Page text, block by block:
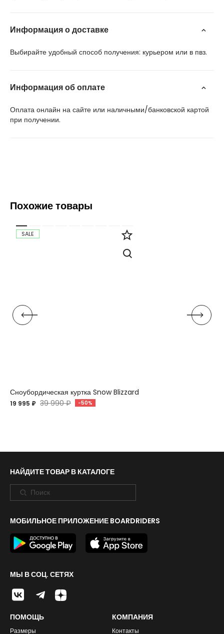
Информация о доставке
Выбирайте удобный способ получения: курьером или в пвз.
Информация об оплате
Оплата онлайн на сайте или наличными/банковской картой
при получении.
Похожие товары
SALE
Сноубордическая куртка Snow Blizzard
19 995 ₽ 39 990 ₽ -50%
НАЙДИТЕ ТОВАР В КАТАЛОГЕ
МОБИЛЬНОЕ ПРИЛОЖЕНИЕ BOARDRIDERS
МЫ В СОЦ. СЕТЯХ
ПОМОЩЬ
Размеры
КОМПАНИЯ
Контакты